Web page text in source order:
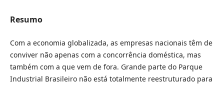
Resumo
Com a economia globalizada, as empresas nacionais têm de
conviver não apenas com a concorrência doméstica, mas
também com a que vem de fora. Grande parte do Parque
Industrial Brasileiro não está totalmente reestruturado para